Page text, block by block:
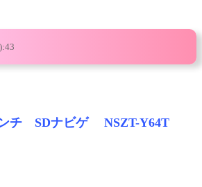
チ SDナビゲ NSZT-Y64T